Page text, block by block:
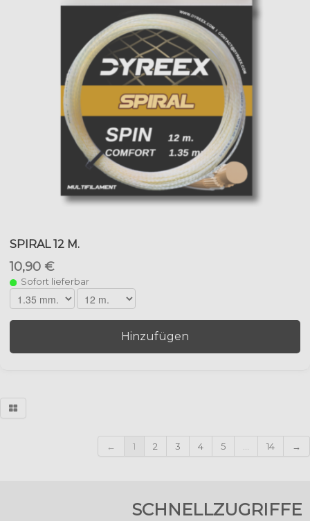
SPIRAL 12 M.
10,90 €
Sofort lieferbar
Hinzufügen
← 1 2 3 4 5 ... 14 →
SCHNELLZUGRIFFE